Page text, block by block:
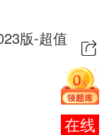
版-超值
报考